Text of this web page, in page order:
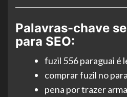
Palavras-chave
para SEO:
fuzil 556 paraguai é
comprar fuzil no
pena por trazer